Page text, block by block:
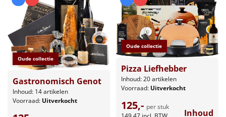
Oude collectie
Gastronomisch Genot
Inhoud: 14 artikelen
Voorraad: Uitverkocht
Oude collectie
Pizza Liefhebber
Inhoud: 20 artikelen
Voorraad: Uitverkocht
125,- per stuk
Inhoud